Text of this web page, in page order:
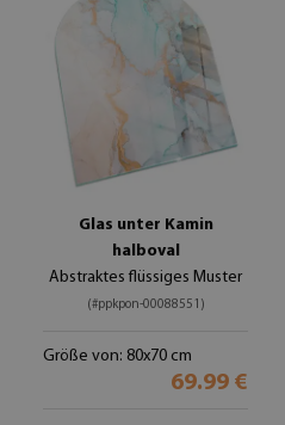
Glas unter Kamin
halboval
Abstraktes flüssiges Muster
(#ppkpon-00088551)
Größe von: 80x70 cm
69.99 €